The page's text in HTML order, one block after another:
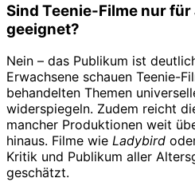
Sind Teenie-Filme nur
geeignet?
Nein – das Publikum ist
Erwachsene schauen Teenie-
behandelten Themen
widerspiegeln. Zudem reicht
mancher Produktionen weit
hinaus. Filme wie Ladybird
Kritik und Publikum aller
geschätzt.